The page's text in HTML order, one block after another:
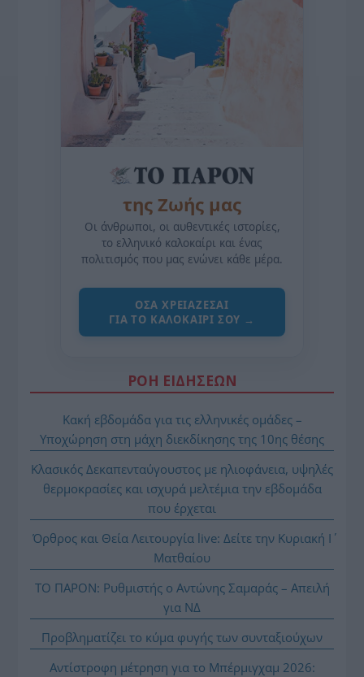
της Ζωής μας
Οι άνθρωποι, οι αυθεντικές ιστορίες,
το ελληνικό καλοκαίρι και ένας
πολιτισμός που μας ενώνει κάθε μέρα.
ΌΣΑ ΧΡΕΙΆΖΕΣΑΙ
ΓΙΑ ΤΟ ΚΑΛΟΚΑΊΡΙ ΣΟΥ →
ΡΟΗ ΕΙΔΗΣΕΩΝ
Κακή εβδομάδα για τις ελληνικές ομάδες –
Υποχώρηση στη μάχη διεκδίκησης της 10ης θέσης
Κλασικός Δεκαπενταύγουστος με ηλιοφάνεια, υψηλές
θερμοκρασίες και ισχυρά μελτέμια την εβδομάδα
που έρχεται
Όρθρος και Θεία Λειτουργία live: Δείτε την Κυριακή Ι΄
Ματθαίου
ΤΟ ΠΑΡΟΝ: Ρυθμιστής ο Αντώνης Σαμαράς – Απειλή
για ΝΔ
Προβληματίζει το κύμα φυγής των συνταξιούχων
Αντίστροφη μέτρηση για το Μπέρμιγχαμ 2026: